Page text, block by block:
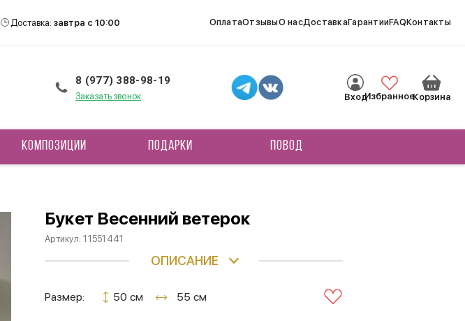
Доставка: завтра с 10:00 ОплатаОтзывыО насДоставкаГарантииFAQКонтакты
8 (977) 388-98-19
Заказать звонок ВходИзбранноеКорзина
КОМПОЗИЦИИ ПОДАРКИ ПОВОД
Букет Весенний ветерок
Артикул:11551441
ОПИСАНИЕ
Размер: 50 см 55 см